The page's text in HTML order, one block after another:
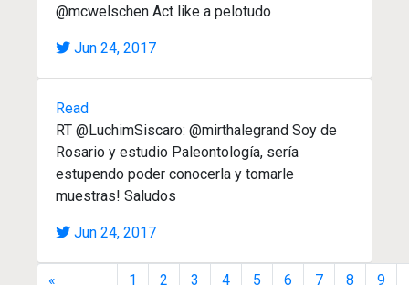
@mcwelschen Act like a pelotudo
Jun 24, 2017
Read
RT @LuchimSiscaro: @mirthalegrand Soy de
Rosario y estudio Paleontología, sería
estupendo poder conocerla y tomarle
muestras! Saludos
Jun 24, 2017
«
1 2 3 4 5 6 7 8 9